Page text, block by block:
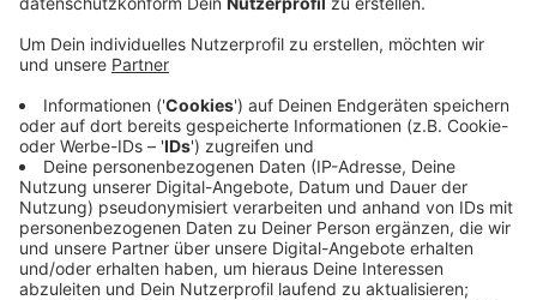
Die Uni Siegen bekommt 4,9 Millionen Euro für ihr
Hier können Doktoranden auf hohem fachlichem
Niveau promovieren. Die Förderung läuft bis 2029.
Damit können insgesamt 19 Doktorandenstellen
gefördert werden. Das Geld kommt von der
Deutschen Forschungsgemeinschaft. Darüber freut
sich auch Uni-Rektorin Stefanie Reese: “Die Förderung
von Doktorandinnen und Doktoranden ist ein zentrales